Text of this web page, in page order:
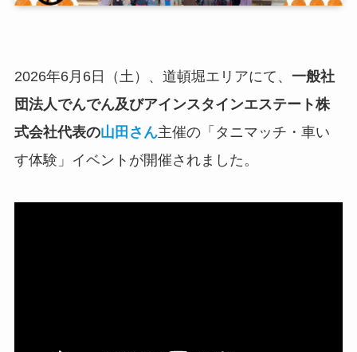
2026年6月6日（土）、道頓堀エリアにて、 一般社
団法人でんでん及びアインスタインエステート株
式会社代表の山田さん主催の「タニマッチ・車い
す体験」イベントが開催されました。